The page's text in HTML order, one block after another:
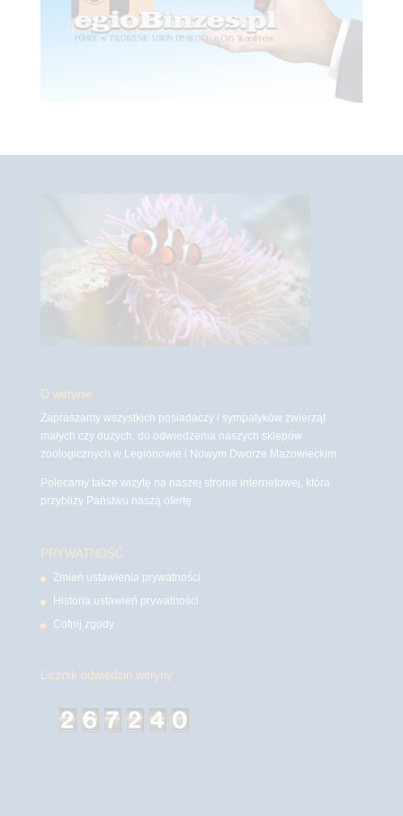
O witrynie
Zapraszamy wszystkich posiadaczy i sympatyków zwierząt
małych czy dużych, do odwiedzenia naszych sklepów
zoologicznych w Legionowie i Nowym Dworze Mazowieckim
Polecamy także wizytę na naszej stronie internetowej, która
przybliży Państwu naszą ofertę.
PRYWATNOŚĆ
Zmień ustawienia prywatności
Historia ustawień prywatności
Cofnij zgody
Licznik odwiedzin witryny